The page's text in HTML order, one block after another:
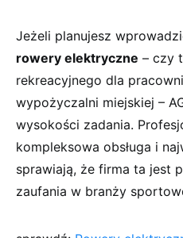
Jeżeli planujesz
rowery elektryczne – czy
rekreacyjnego dla
wypożyczalni miejskiej –
wysokości zadania.
kompleksowa obsługa i
sprawiają, że firma ta jest
zaufania w branży